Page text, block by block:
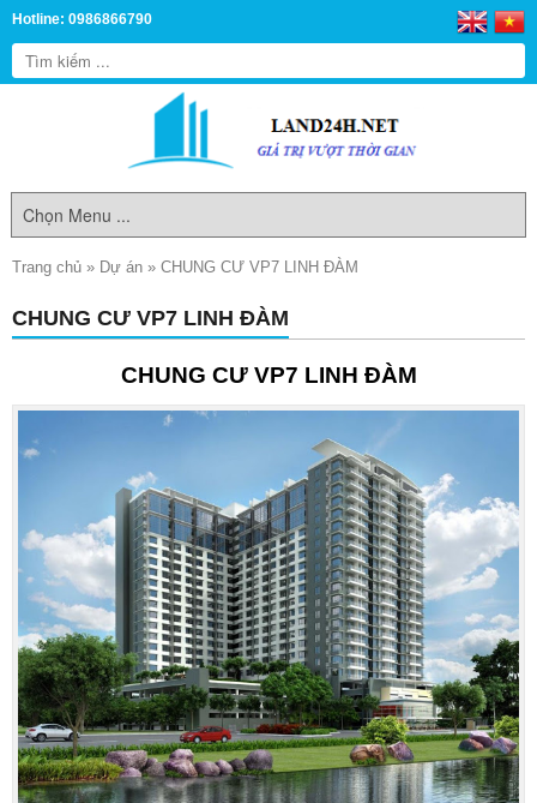
Hotline: 0986866790
Trang chủ » Dự án » CHUNG CƯ VP7 LINH ĐÀM
CHUNG CƯ VP7 LINH ĐÀM
CHUNG CƯ VP7 LINH ĐÀM